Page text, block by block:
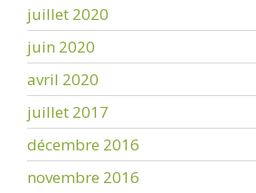
juillet 2020
juin 2020
avril 2020
juillet 2017
décembre 2016
novembre 2016